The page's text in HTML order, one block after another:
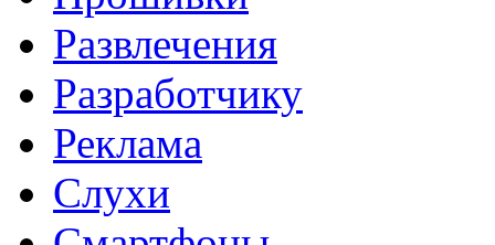
Развлечения
Разработчику
Реклама
Слухи